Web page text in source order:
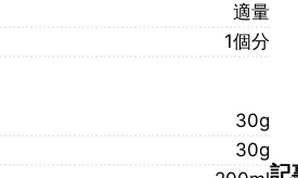
適量
1個分
30g
30g